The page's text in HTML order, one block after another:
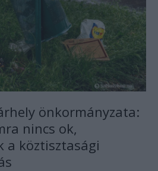
önkormányzata:
nincs ok,
a köztisztasági